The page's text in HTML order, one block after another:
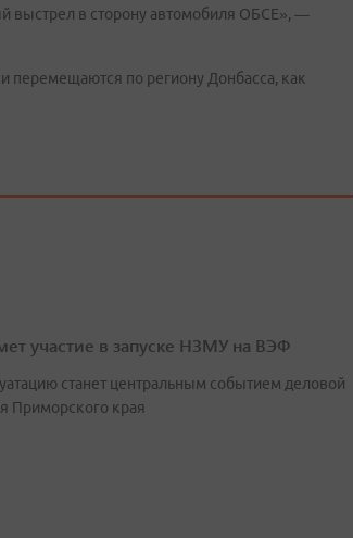
выстрел в сторону автомобиля ОБСЕ», —
перемещаются по региону Донбасса, как
участие в запуске НЗМУ на ВЭФ
станет центральным событием деловой
Приморского края